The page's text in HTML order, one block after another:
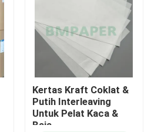
Kertas Kraft Coklat &
Putih Interleaving
Untuk Pelat Kaca &
Baja